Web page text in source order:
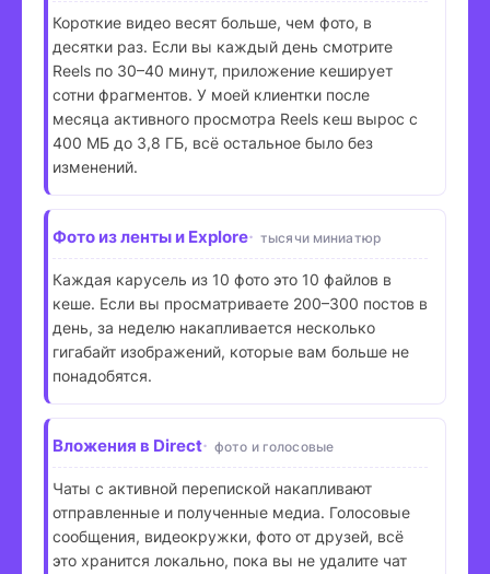
Короткие видео весят больше, чем фото, в
десятки раз. Если вы каждый день смотрите
Reels по 30–40 минут, приложение кеширует
сотни фрагментов. У моей клиентки после
месяца активного просмотра Reels кеш вырос с
400 МБ до 3,8 ГБ, всё остальное было без
изменений.
Фото из ленты и Explore тысячи миниатюр
Каждая карусель из 10 фото это 10 файлов в
кеше. Если вы просматриваете 200–300 постов в
день, за неделю накапливается несколько
гигабайт изображений, которые вам больше не
понадобятся.
Вложения в Direct фото и голосовые
Чаты с активной перепиской накапливают
отправленные и полученные медиа. Голосовые
сообщения, видеокружки, фото от друзей, всё
это хранится локально, пока вы не удалите чат